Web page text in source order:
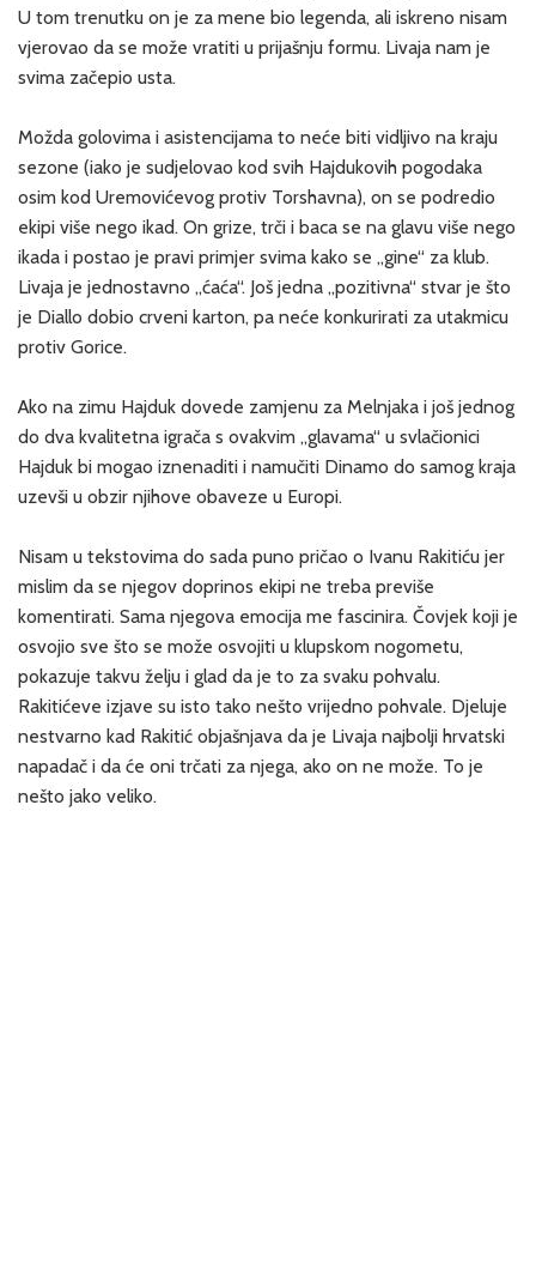
U tom trenutku on je za mene bio legenda, ali iskreno nisam
vjerovao da se može vratiti u prijašnju formu. Livaja nam je
svima začepio usta.
Možda golovima i asistencijama to neće biti vidljivo na kraju
sezone (iako je sudjelovao kod svih Hajdukovih pogodaka
osim kod Uremovićevog protiv Torshavna), on se podredio
ekipi više nego ikad. On grize, trči i baca se na glavu više nego
ikada i postao je pravi primjer svima kako se „gine“ za klub.
Livaja je jednostavno „ćaća“. Još jedna „pozitivna“ stvar je što
je Diallo dobio crveni karton, pa neće konkurirati za utakmicu
protiv Gorice.
Ako na zimu Hajduk dovede zamjenu za Melnjaka i još jednog
do dva kvalitetna igrača s ovakvim „glavama“ u svlačionici
Hajduk bi mogao iznenaditi i namučiti Dinamo do samog kraja
uzevši u obzir njihove obaveze u Europi.
Nisam u tekstovima do sada puno pričao o Ivanu Rakitiću jer
mislim da se njegov doprinos ekipi ne treba previše
komentirati. Sama njegova emocija me fascinira. Čovjek koji je
osvojio sve što se može osvojiti u klupskom nogometu,
pokazuje takvu želju i glad da je to za svaku pohvalu.
Rakitićeve izjave su isto tako nešto vrijedno pohvale. Djeluje
nestvarno kad Rakitić objašnjava da je Livaja najbolji hrvatski
napadač i da će oni trčati za njega, ako on ne može. To je
nešto jako veliko.